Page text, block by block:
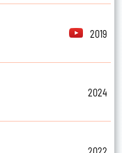
2019
2024